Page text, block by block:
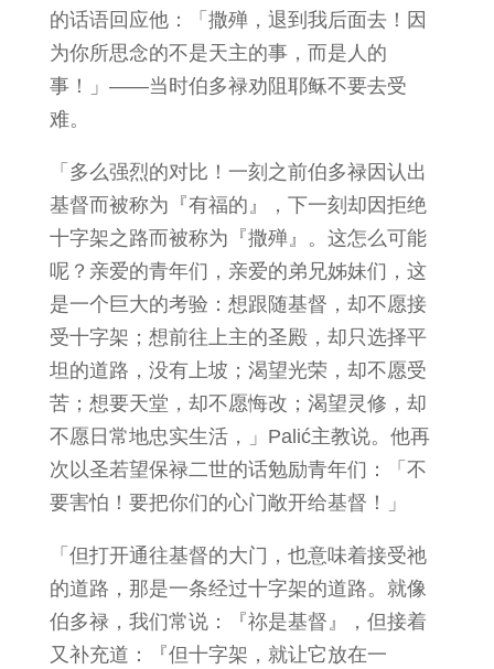
的话语回应他：「撒殚，退到我后面去！因
为你所思念的不是天主的事，而是人的
事！」——当时伯多禄劝阻耶稣不要去受
难。
「多么强烈的对比！一刻之前伯多禄因认出
基督而被称为『有福的』，下一刻却因拒绝
十字架之路而被称为『撒殚』。这怎么可能
呢？亲爱的青年们，亲爱的弟兄姊妹们，这
是一个巨大的考验：想跟随基督，却不愿接
受十字架；想前往上主的圣殿，却只选择平
坦的道路，没有上坡；渴望光荣，却不愿受
苦；想要天堂，却不愿悔改；渴望灵修，却
不愿日常地忠实生活，」Palić主教说。他再
次以圣若望保禄二世的话勉励青年们：「不
要害怕！要把你们的心门敞开给基督！」
「但打开通往基督的大门，也意味着接受祂
的道路，那是一条经过十字架的道路。就像
伯多禄，我们常说：『祢是基督』，但接着
又补充道：『但十字架，就让它放在一